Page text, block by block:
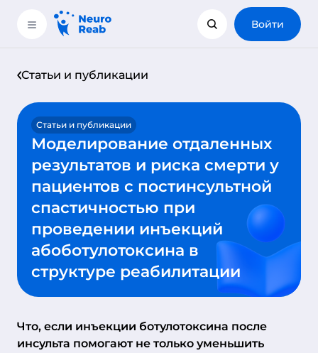
Войти
Статьи и публикации
Статьи и публикации
Моделирование отдаленных
результатов и риска смерти у
пациентов с постинсультной
спастичностью при
проведении инъекций
абоботулотоксина в
структуре реабилитации
Что, если инъекции ботулотоксина после
инсульта помогают не только уменьшить